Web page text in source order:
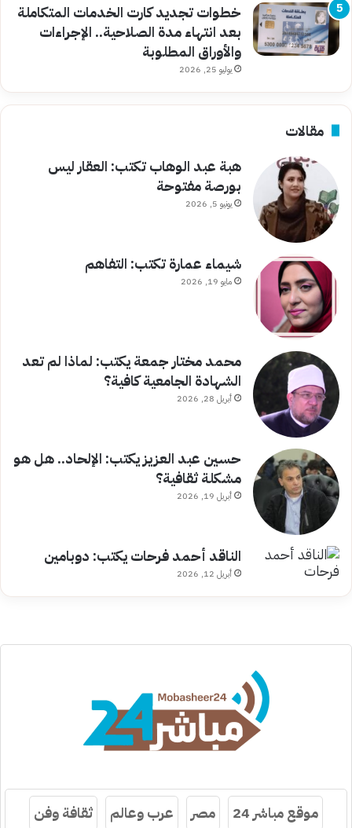
خطوات تجديد كارت الخدمات المتكاملة
بعد انتهاء مدة الصلاحية.. الإجراءات
والأوراق المطلوبة
يوليو 25, 2026
مقالات
هبة عبد الوهاب تكتب: العقار ليس
بورصة مفتوحة
يونيو 5, 2026
شيماء عمارة تكتب: التفاهم
مايو 19, 2026
محمد مختار جمعة يكتب: لماذا لم تعد
الشهادة الجامعية كافية؟
أبريل 28, 2026
حسين عبد العزيز يكتب: الإلحاد.. هل هو
مشكلة ثقافية؟
أبريل 19, 2026
الناقد أحمد فرحات يكتب: دوبامين
أبريل 12, 2026
موقع مباشر 24 مصر عرب وعالم ثقافة وفن